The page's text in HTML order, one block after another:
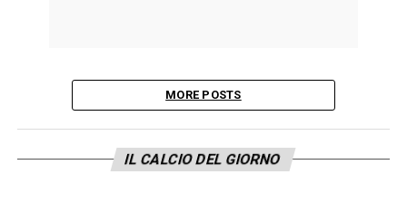
MORE POSTS
IL CALCIO DEL GIORNO